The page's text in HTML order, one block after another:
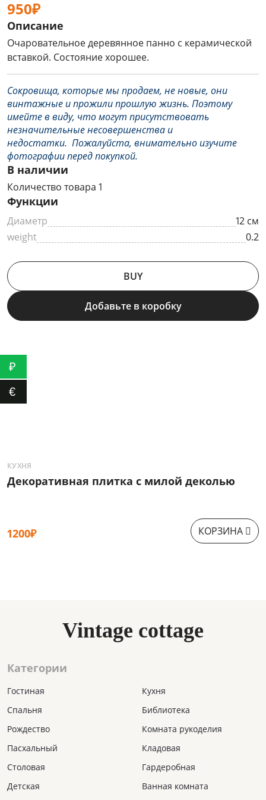
950₽
Описание
Очаровательное деревянное панно с керамической
вставкой. Состояние хорошее.
Сокровища, которые мы продаем, не новые, они
винтажные и прожили прошлую жизнь. Поэтому
имейте в виду, что могут присутствовать
незначительные несовершенства и
недостатки. Пожалуйста, внимательно изучите
фотографии перед покупкой.
В наличии
Количество товара 1
Функции
Диаметр
12 см
weight
0.2
BUY
Добавьте в коробку
КУХНЯ
Декоративная плитка с милой деколью
1200₽ КОРЗИНА
Vintage cottage
Категории
Гостиная
Спальня
Рождество
Пасхальный
Столовая
Детская
Кухня
Библиотека
Комната рукоделия
Кладовая
Гардеробная
Ванная комната
₽
€